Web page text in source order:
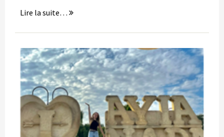
Les
découvrent
Puye,
la
maison
mère
des
Filles
de
la
Croix
Lire la suite…